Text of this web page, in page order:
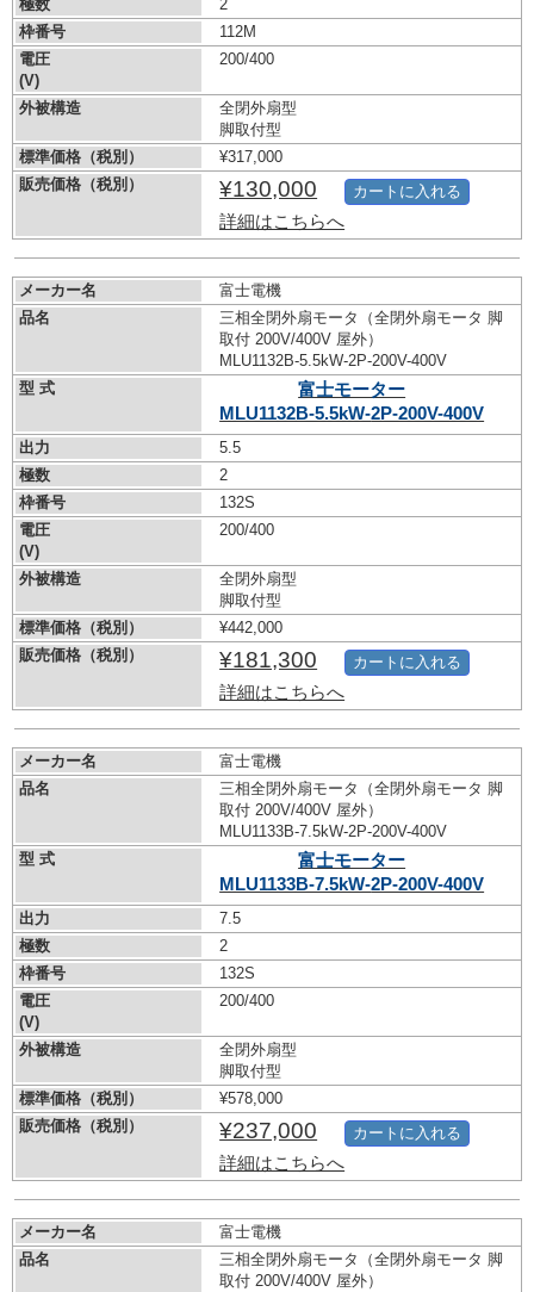
極数
2
枠番号
112M
電圧
(V)
200/400
外被構造
全閉外扇型
脚取付型
標準価格（税別）
¥317,000
販売価格（税別）
¥130,000
詳細はこちらへ
カートに入れる
メーカー名
富士電機
品名
三相全閉外扇モータ（全閉外扇モータ 脚
取付 200V/400V 屋外）
MLU1132B-5.5kW-2P-200V-400V
型 式
富士モーター
MLU1132B-5.5kW-2P-200V-400V
出力
5.5
極数
2
枠番号
132S
電圧
(V)
200/400
外被構造
全閉外扇型
脚取付型
標準価格（税別）
¥442,000
販売価格（税別）
¥181,300
詳細はこちらへ
カートに入れる
メーカー名
富士電機
品名
三相全閉外扇モータ（全閉外扇モータ 脚
取付 200V/400V 屋外）
MLU1133B-7.5kW-2P-200V-400V
型 式
富士モーター
MLU1133B-7.5kW-2P-200V-400V
出力
7.5
極数
2
枠番号
132S
電圧
(V)
200/400
外被構造
全閉外扇型
脚取付型
標準価格（税別）
¥578,000
販売価格（税別）
¥237,000
詳細はこちらへ
カートに入れる
メーカー名
富士電機
品名
三相全閉外扇モータ（全閉外扇モータ 脚
取付 200V/400V 屋外）